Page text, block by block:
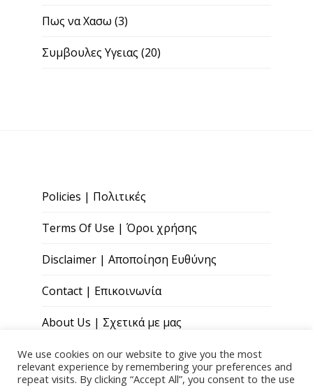
Πως να Χασω (3)
Συμβουλες Υγειας (20)
Policies | Πολιτικές
Terms Of Use | Όροι χρήσης
Disclaimer | Αποποίηση Ευθύνης
Contact | Επικοινωνία
About Us | Σχετικά με μας
We use cookies on our website to give you the most
relevant experience by remembering your preferences and
repeat visits. By clicking “Accept All”, you consent to the use